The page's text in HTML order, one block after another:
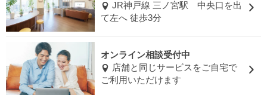
JR神戸線 三ノ宮駅 中央口を出
て左へ 徒歩3分
オンライン相談受付中
店舗と同じサービスをご自宅で
ご利用いただけます